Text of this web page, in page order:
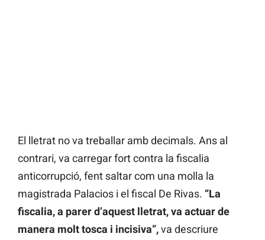
El lletrat no va treballar amb decimals. Ans al
contrari, va carregar fort contra la fiscalia
anticorrupció, fent saltar com una molla la
magistrada Palacios i el fiscal De Rivas. “La
fiscalia, a parer d’aquest lletrat, va actuar de
manera molt tosca i incisiva”,va descriure